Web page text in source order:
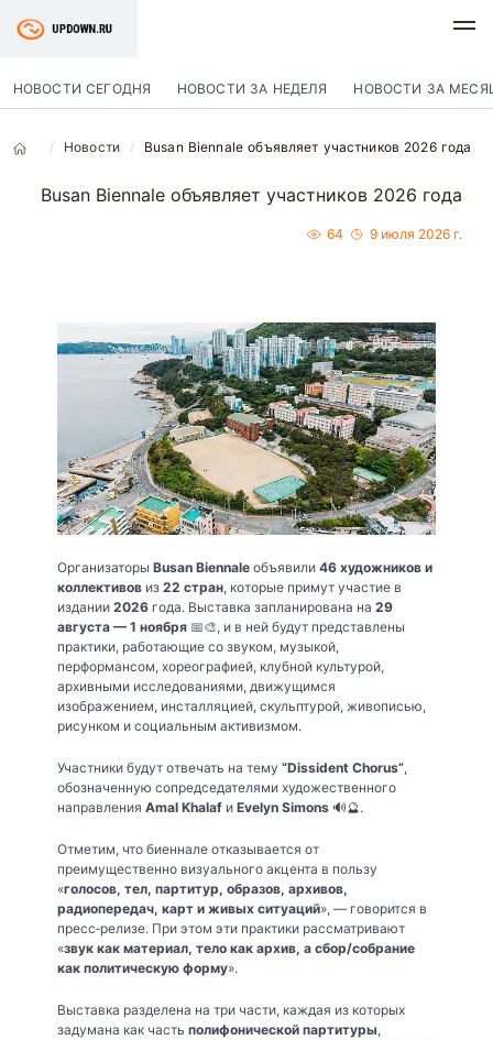
НОВОСТИ СЕГОДНЯ НОВОСТИ ЗА НЕДЕЛЯ НОВОСТИ ЗА
Новости Busan Biennale объявляет участников 2026 года
Busan Biennale объявляет участников 2026 года
64 9 июля 2026 г.
Организаторы Busan Biennale объявили 46 художников и
коллективов из 22 стран, которые примут участие в
издании 2026 года. Выставка запланирована на 29
августа — 1 ноября 📅🎨, и в ней будут представлены
практики, работающие со звуком, музыкой,
перформансом, хореографией, клубной культурой,
архивными исследованиями, движущимся
изображением, инсталляцией, скульптурой, живописью,
рисунком и социальным активизмом.
Участники будут отвечать на тему “Dissident Chorus”,
обозначенную сопредседателями художественного
направления Amal Khalaf и Evelyn Simons 🔊🔮.
Отметим, что биеннале отказывается от
преимущественно визуального акцента в пользу
«голосов, тел, партитур, образов, архивов,
радиопередач, карт и живых ситуаций», — говорится в
пресс‑релизе. При этом эти практики рассматривают
«звук как материал, тело как архив, а сбор/собрание
как политическую форму».
Выставка разделена на три части, каждая из которых
задумана как часть полифонической партитуры,